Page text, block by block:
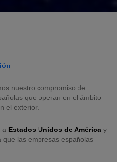
nuestro compromiso de
que operan en el ámbito
el exterior.
a Estados Unidos de América y
que las empresas españolas